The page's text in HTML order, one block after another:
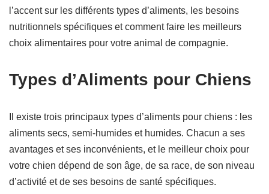
l’accent sur les différents types d’aliments, les besoins
nutritionnels spécifiques et comment faire les meilleurs
choix alimentaires pour votre animal de compagnie.
Types d’Aliments pour Chiens
Il existe trois principaux types d’aliments pour chiens : les
aliments secs, semi-humides et humides. Chacun a ses
avantages et ses inconvénients, et le meilleur choix pour
votre chien dépend de son âge, de sa race, de son niveau
d’activité et de ses besoins de santé spécifiques.